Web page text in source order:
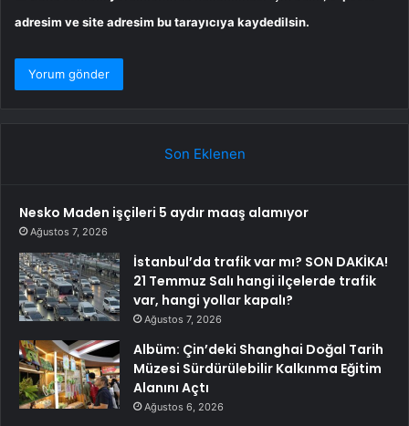
adresim ve site adresim bu tarayıcıya kaydedilsin.
Son Eklenen
Nesko Maden işçileri 5 aydır maaş alamıyor
Ağustos 7, 2026
İstanbul’da trafik var mı? SON DAKİKA!
21 Temmuz Salı hangi ilçelerde trafik
var, hangi yollar kapalı?
Ağustos 7, 2026
Albüm: Çin’deki Shanghai Doğal Tarih
Müzesi Sürdürülebilir Kalkınma Eğitim
Alanını Açtı
Ağustos 6, 2026